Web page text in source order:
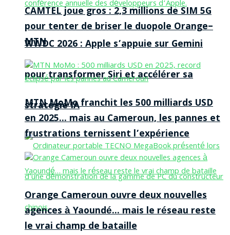
WWDC 2026 : Apple s’appuie sur Gemini
pour transformer Siri et accélérer sa
stratégie IA
CAMTEL joue gros : 2,3 millions de SIM 5G
pour tenter de briser le duopole Orange–
MTN
MTN MoMo franchit les 500 milliards USD
en 2025… mais au Cameroun, les pannes et
frustrations ternissent l’expérience
Orange Cameroun ouvre deux nouvelles
agences à Yaoundé… mais le réseau reste
le vrai champ de bataille